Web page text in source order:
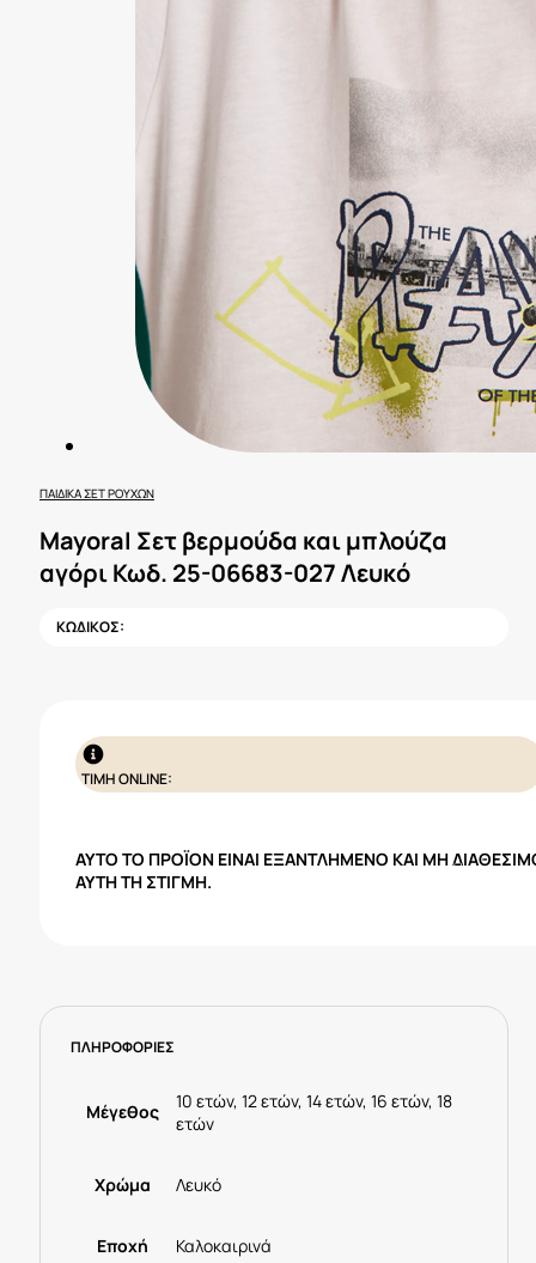
ΠΑΙΔΙΚΆ ΣΕΤ ΡΟΎΧΩΝ
Mayoral Σετ βερμούδα και μπλούζα
αγόρι Κωδ. 25-06683-027 Λευκό
ΚΩΔΙΚΟΣ:
ΤΙΜΗ ONLINE:
ΑΥΤΌ ΤΟ ΠΡΟΪΌΝ ΕΊΝΑΙ ΕΞΑΝΤΛΗΜΈΝΟ ΚΑΙ ΜΗ
ΑΥΤΉ ΤΗ ΣΤΙΓΜΉ.
ΠΛΗΡΟΦΟΡΙΕΣ
Μέγεθος
10 ετών, 12 ετών, 14 ετών, 16 ετών, 18
ετών
Χρώμα Λευκό
Εποχή Καλοκαιρινά